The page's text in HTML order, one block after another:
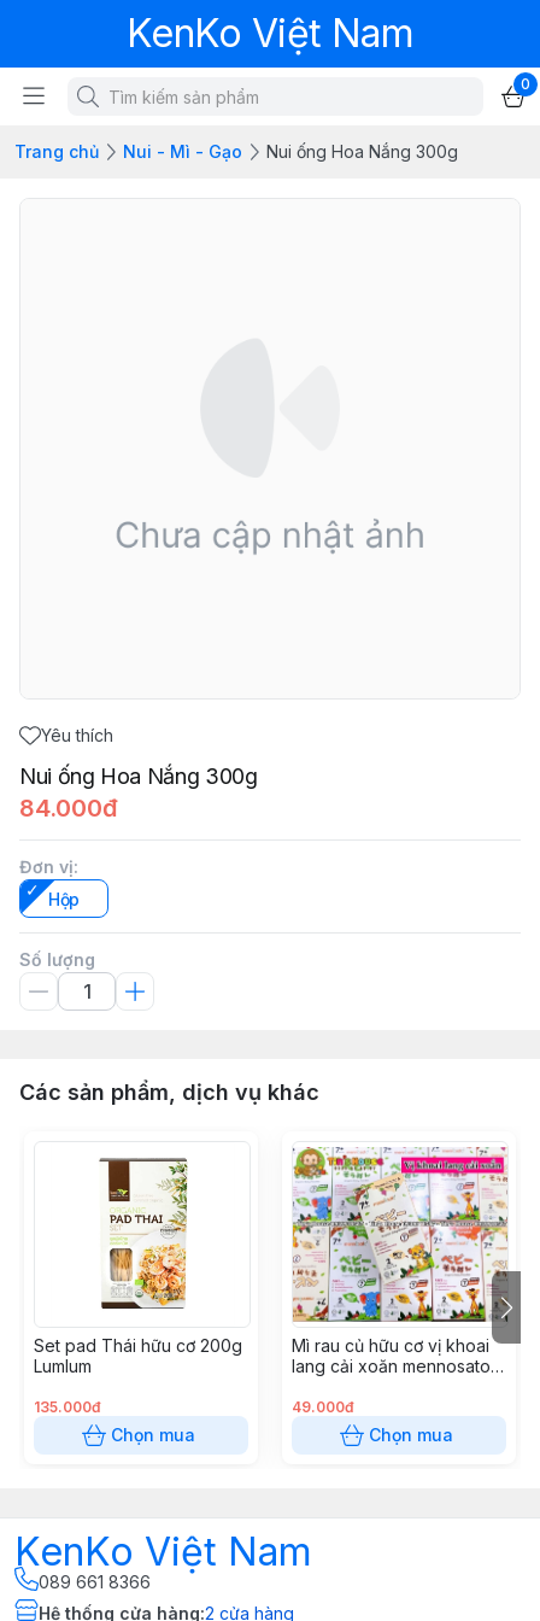
KenKo Việt Nam
0
Trang chủ Nui - Mì - Gạo Nui ống Hoa Nắng 300g
Yêu thích
Nui ống Hoa Nắng 300g
84.000đ
Đơn vị:
Hộp
Số lượng
Các sản phẩm, dịch vụ khác
Set pad Thái hữu cơ 200g
Lumlum
135.000đ
Chọn mua
Mì rau củ hữu cơ vị khoai
lang cải xoăn mennosato
49.000đ
Chọn mua
KenKo Việt Nam
089 661 8366
Hệ thống cửa hàng:2 cửa hàng